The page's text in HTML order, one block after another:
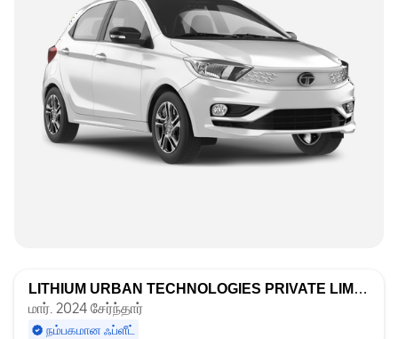
LITHIUM URBAN TECHNOLOGIES PRIVATE LIMITED Bangalore 1
மார். 2024 சேர்ந்தார்
நம்பகமான ஃப்ளீட்